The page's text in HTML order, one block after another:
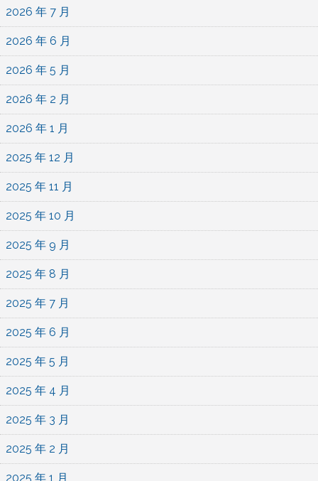
2026 年 7 月
2026 年 6 月
2026 年 5 月
2026 年 2 月
2026 年 1 月
2025 年 12 月
2025 年 11 月
2025 年 10 月
2025 年 9 月
2025 年 8 月
2025 年 7 月
2025 年 6 月
2025 年 5 月
2025 年 4 月
2025 年 3 月
2025 年 2 月
2025 年 1 月